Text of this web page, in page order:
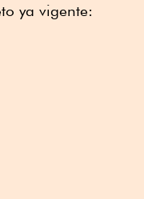
ya vigente: